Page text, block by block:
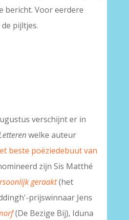
bericht. Voor eerdere
pijltjes.
verschijnt er in
welke auteur
beste poëziedebuut van
zijn Sis Matthé
geraakt(het
prijswinnaar Jens
(De Bezige Bij), Iduna